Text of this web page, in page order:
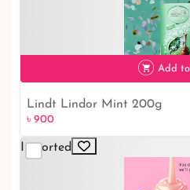
৳ 900
Add
Lindt Lindor Mint 200g
৳ 900
Imported